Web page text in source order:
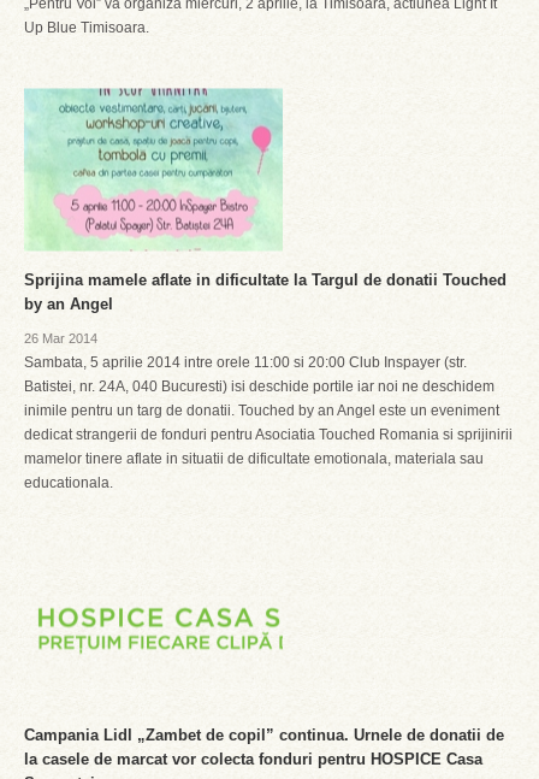
„Pentru Voi” va organiza miercuri, 2 aprilie, la Timisoara, actiunea Light It
Up Blue Timisoara.
Sprijina mamele aflate in dificultate la Targul de donatii Touched
by an Angel
26 Mar 2014
Sambata, 5 aprilie 2014 intre orele 11:00 si 20:00 Club Inspayer (str.
Batistei, nr. 24A, 040 Bucuresti) isi deschide portile iar noi ne deschidem
inimile pentru un targ de donatii. Touched by an Angel este un eveniment
dedicat strangerii de fonduri pentru Asociatia Touched Romania si sprijinirii
mamelor tinere aflate in situatii de dificultate emotionala, materiala sau
educationala.
Campania Lidl „Zambet de copil” continua. Urnele de donatii de
la casele de marcat vor colecta fonduri pentru HOSPICE Casa